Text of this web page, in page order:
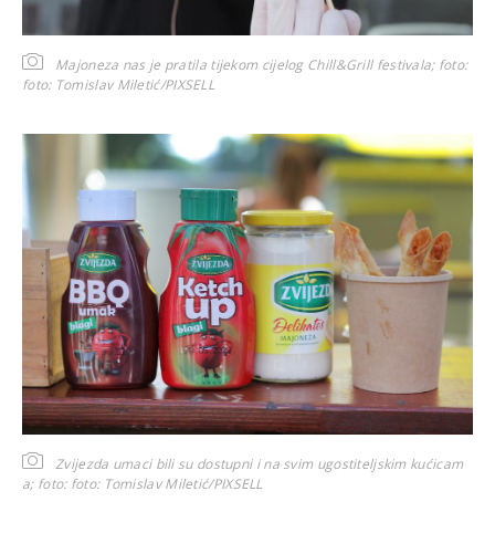
Majoneza nas je pratila tijekom cijelog Chill&Grill festivala; foto:
foto: Tomislav Miletić/PIXSELL
Zvijezda umaci bili su dostupni i na svim ugostiteljskim kućicam
a; foto: foto: Tomislav Miletić/PIXSELL